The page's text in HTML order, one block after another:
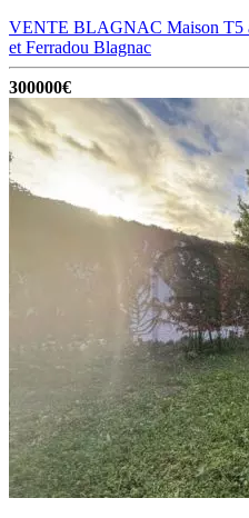
VENTE BLAGNAC Maison T5
et Ferradou Blagnac
300000€